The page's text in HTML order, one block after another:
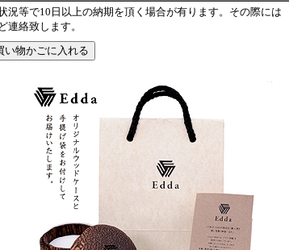
況等で10日以上の納期を頂く場合が有ります。その際には
連絡致します。